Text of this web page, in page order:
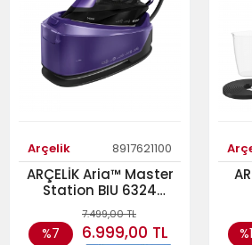
Arçelik 8917621100
ARÇELİK Aria™ Master
Station BIU 6324
Kazanlı Ütü
%7
7.499,00 TL
6.999,00 TL